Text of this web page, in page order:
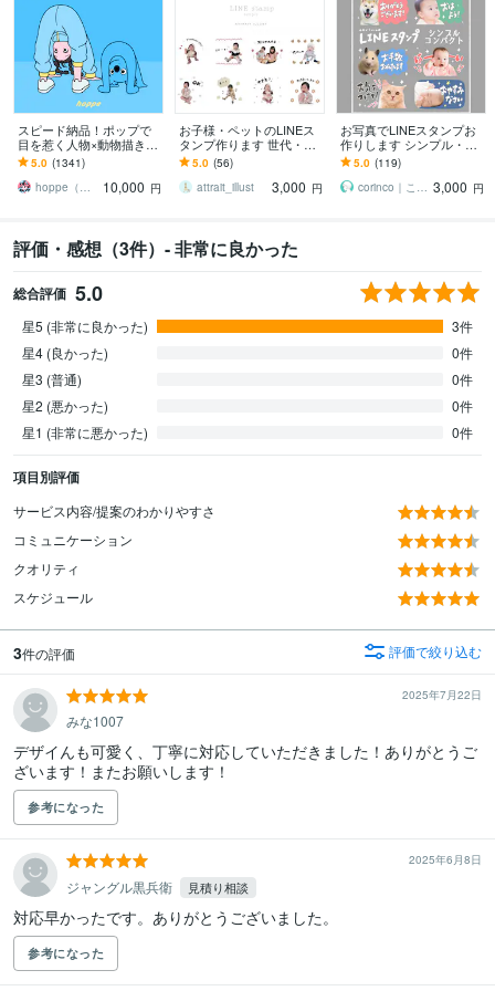
スピード納品！ポップで
目を惹く人物×動物描きま
す 挿絵・動画・グッズな
ど鮮やかな配色で個性を
出したい方へ
5.0 (1341)
hoppe（ほっぺ）
10,000 円
お子様・ペットのLINEス
タンプ作ります 世代・性
別問わず、シンプルが好
きなあなたに！
5.0 (56)
attrait_illust
3,000 円
お写真でLINEスタンプお
作りします シンプル・コ
ンパクトなデザイン｜ど
んなお写真もご相談下さ
い
5.0 (119)
corinco｜こりんこ 3,000 円
評価・感想（3件）- 非常に良かった
総合評価 5.0
星5 (非常に良かった)
3件
星4 (良かった)
0件
星3 (普通)
0件
星2 (悪かった)
0件
星1 (非常に悪かった)
0件
項目別評価
サービス内容/提案のわかりやすさ
コミュニケーション
クオリティ
スケジュール
3件の評価 評価で絞り込む
2025年7月22日
みな1007
デザイんも可愛く、丁寧に対応していただきました！ありがとうご
ざいます！またお願いします！
参考になった
2025年6月8日
ジャングル黒兵衛 見積り相談
参考になった